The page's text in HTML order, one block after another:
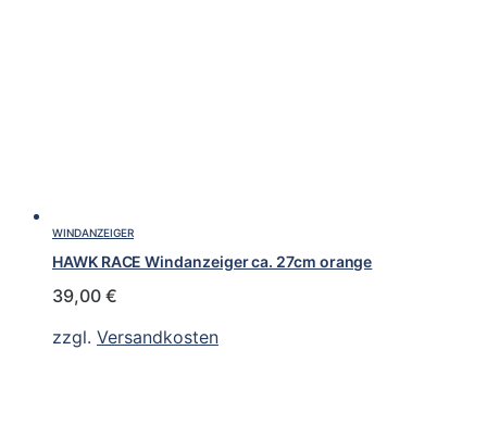
WINDANZEIGER
HAWK RACE Windanzeiger ca. 27cm orange
39,00 €
zzgl. Versandkosten